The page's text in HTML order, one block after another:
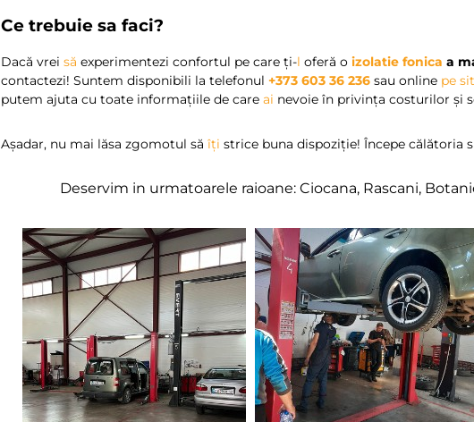
Ce trebuie sa faci?
Dacă vreisă experimentezi confortul pe care ți-l oferă oizolatie fonica a
contactezi! Suntem disponibili la telefonul+373 603 36 236 sau online pe
putem ajuta cu toate informațiile de careai nevoie în privința costurilor și
Așadar, nu mai lăsa zgomotul săîți strice buna dispoziție! Începe călătoria
Deservim in urmatoarele raioane: Ciocana, Rascani,